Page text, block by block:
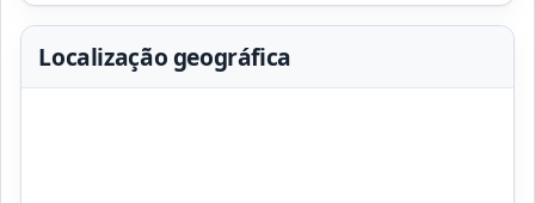
Localização geográfica